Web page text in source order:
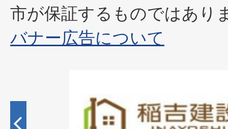
市が保証するものではあり
バナー広告について
枚